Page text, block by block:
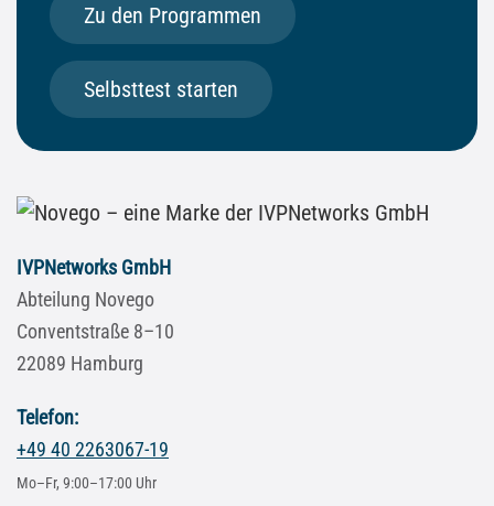
Zu den Programmen
Selbsttest starten
IVPNetworks GmbH
Abteilung Novego
Conventstraße 8–10
22089 Hamburg
Telefon:
+49 40 2263067-19
Mo–Fr, 9:00–17:00 Uhr